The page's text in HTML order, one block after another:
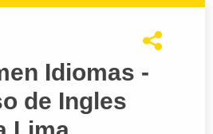
Idiomas -
de Ingles